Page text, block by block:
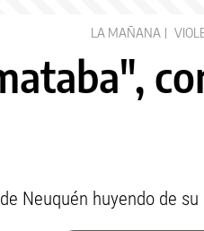
LA MAÑANA
Neuquén huyendo de su